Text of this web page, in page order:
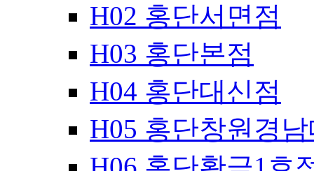
H02 홍단서면점
H03 홍단본점
H04 홍단대신점
H05 홍단창원경